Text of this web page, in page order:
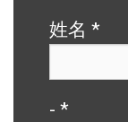
姓名 *
- *